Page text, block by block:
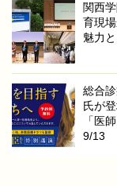
関西
育現
魅力と
総合
氏が
「医
9/13